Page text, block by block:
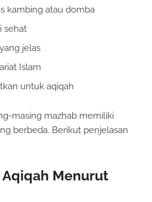
kambing atau domba
sehat
jelas
Islam
untuk aqiqah
masing mazhab memiliki
berbeda. Berikut penjelasan
Menurut